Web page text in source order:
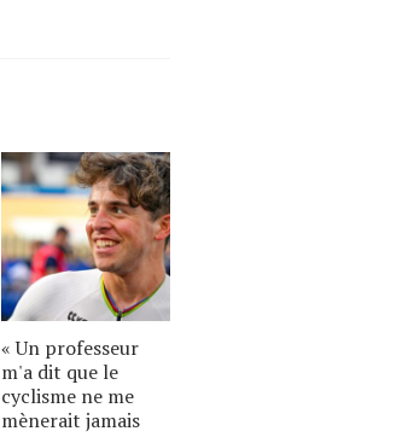
« Un professeur
m'a dit que le
cyclisme ne me
mènerait jamais